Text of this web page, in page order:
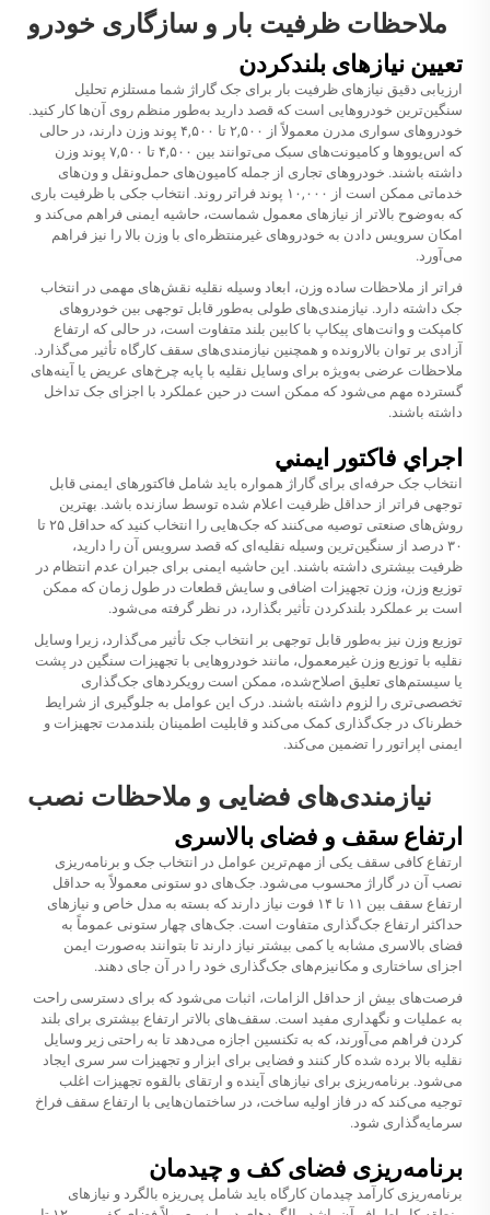
ملاحظات ظرفیت بار و سازگاری خودرو
تعیین نیازهای بلندکردن
ارزیابی دقیق نیازهای ظرفیت بار برای جک گاراژ شما مستلزم تحلیل
سنگین‌ترین خودروهایی است که قصد دارید به‌طور منظم روی آن‌ها کار کنید.
خودروهای سواری مدرن معمولاً از ۲,۵۰۰ تا ۴,۵۰۰ پوند وزن دارند، در حالی
که اس‌یووها و کامیونت‌های سبک می‌توانند بین ۴,۵۰۰ تا ۷,۵۰۰ پوند وزن
داشته باشند. خودروهای تجاری از جمله کامیون‌های حمل‌ونقل و ون‌های
خدماتی ممکن است از ۱۰,۰۰۰ پوند فراتر روند. انتخاب جکی با ظرفیت باری
که به‌وضوح بالاتر از نیازهای معمول شماست، حاشیه ایمنی فراهم می‌کند و
امکان سرویس دادن به خودروهای غیرمنتظره‌ای با وزن بالا را نیز فراهم
می‌آورد.
فراتر از ملاحظات ساده وزن، ابعاد وسیله نقلیه نقش‌های مهمی در انتخاب
جک داشته دارد. نیازمندی‌های طولی به‌طور قابل توجهی بین خودروهای
کامپکت و وانت‌های پیکاپ با کابین بلند متفاوت است، در حالی که ارتفاع
آزادی بر توان بالارونده و همچنین نیازمندی‌های سقف کارگاه تأثیر می‌گذارد.
ملاحظات عرضی به‌ویژه برای وسایل نقلیه با پایه چرخ‌های عریض یا آینه‌های
گسترده مهم می‌شود که ممکن است در حین عملکرد با اجزای جک تداخل
داشته باشند.
اجراي فاکتور ايمني
انتخاب جک حرفه‌ای برای گاراژ همواره باید شامل فاکتورهای ایمنی قابل
توجهی فراتر از حداقل ظرفیت اعلام شده توسط سازنده باشد. بهترین
روش‌های صنعتی توصیه می‌کنند که جک‌هایی را انتخاب کنید که حداقل ۲۵ تا
۳۰ درصد از سنگین‌ترین وسیله نقلیه‌ای که قصد سرویس آن را دارید،
ظرفیت بیشتری داشته باشند. این حاشیه ایمنی برای جبران عدم انتظام در
توزیع وزن، وزن تجهیزات اضافی و سایش قطعات در طول زمان که ممکن
است بر عملکرد بلندکردن تأثیر بگذارد، در نظر گرفته می‌شود.
توزیع وزن نیز به‌طور قابل توجهی بر انتخاب جک تأثیر می‌گذارد، زیرا وسایل
نقلیه با توزیع وزن غیرمعمول، مانند خودروهایی با تجهیزات سنگین در پشت
یا سیستم‌های تعلیق اصلاح‌شده، ممکن است رویکردهای جک‌گذاری
تخصصی‌تری را لزوم داشته باشند. درک این عوامل به جلوگیری از شرایط
خطرناک در جک‌گذاری کمک می‌کند و قابلیت اطمینان بلندمدت تجهیزات و
ایمنی اپراتور را تضمین می‌کند.
نیازمندی‌های فضایی و ملاحظات نصب
ارتفاع سقف و فضای بالاسری
ارتفاع کافی سقف یکی از مهم‌ترین عوامل در انتخاب جک و برنامه‌ریزی
نصب آن در گاراژ محسوب می‌شود. جک‌های دو ستونی معمولاً به حداقل
ارتفاع سقف بین ۱۱ تا ۱۴ فوت نیاز دارند که بسته به مدل خاص و نیازهای
حداکثر ارتفاع جک‌گذاری متفاوت است. جک‌های چهار ستونی عموماً به
فضای بالاسری مشابه یا کمی بیشتر نیاز دارند تا بتوانند به‌صورت ایمن
اجزای ساختاری و مکانیزم‌های جک‌گذاری خود را در آن جای دهند.
فرصت‌های بیش از حداقل الزامات، اثبات می‌شود که برای دسترسی راحت
به عملیات و نگهداری مفید است. سقف‌های بالاتر ارتفاع بیشتری برای بلند
کردن فراهم می‌آورند، که به تکنسین اجازه می‌دهد تا به راحتی زیر وسایل
نقلیه بالا برده شده کار کنند و فضایی برای ابزار و تجهیزات سر سری ایجاد
می‌شود. برنامه‌ریزی برای نیاز‌های آینده و ارتقای بالقوه تجهیزات اغلب
توجیه می‌کند که در فاز اولیه ساخت، در ساختمان‌هایی با ارتفاع سقف فراخ
سرمایه‌گذاری شود.
برنامه‌ریزی فضای کف و چیدمان
برنامه‌ریزی کارآمد چیدمان کارگاه باید شامل پی‌ریزه بالگرد و نیاز‌های